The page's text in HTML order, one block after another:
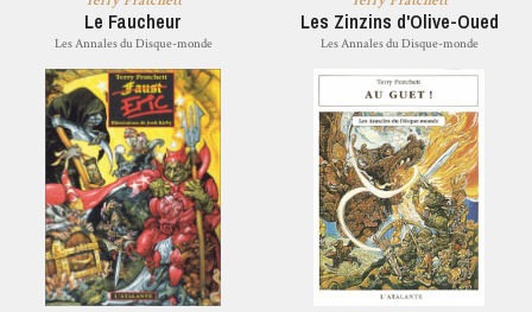
Le Faucheur
Les Annales du Disque-monde
Les Zinzins d'Olive-Oued
Les Annales du Disque-monde